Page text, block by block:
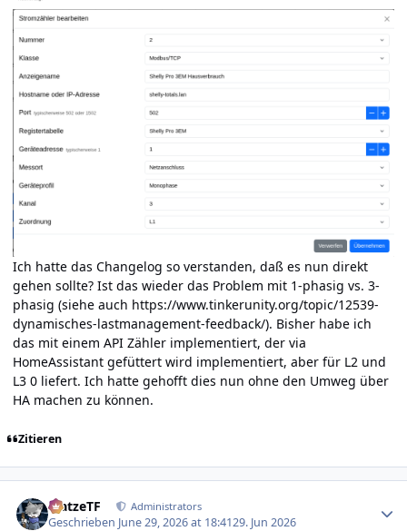
Ich hatte das Changelog so verstanden, daß es nun direkt
gehen sollte? Ist das wieder das Problem mit 1-phasig vs. 3-
phasig (siehe auch https://www.tinkerunity.org/topic/12539-
dynamisches-lastmanagement-feedback/). Bisher habe ich
das mit einem API Zähler implementiert, der via
HomeAssistant gefüttert wird implementiert, aber für L2 und
L3 0 liefert. Ich hatte gehofft dies nun ohne den Umweg über
HA machen zu können.
Zitieren
MatzeTF Administrators
Geschrieben June 29, 2026 at 18:4129. Jun 2026